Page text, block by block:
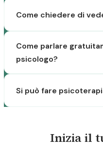
Come chiedere di
Come parlare
psicologo?
Si può fare
Inizia il